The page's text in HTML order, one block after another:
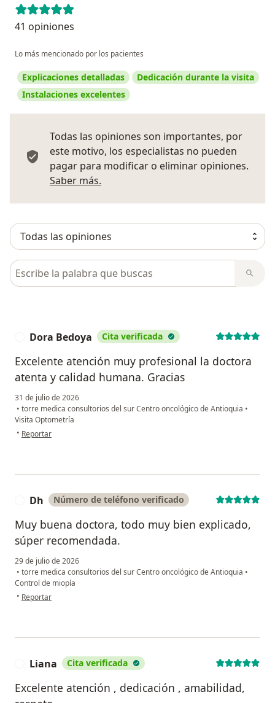
41 opiniones
Lo más mencionado por los pacientes
Explicaciones detalladas
Dedicación durante la visita
Instalaciones excelentes
Todas las opiniones son importantes, por
este motivo, los especialistas no pueden
pagar para modificar o eliminar opiniones.
Saber más.
Busca en opiniones
Dora Bedoya Cita verificada
Excelente atención muy profesional la doctora
atenta y calidad humana. Gracias
31 de julio de 2026
• torre medica consultorios del sur Centro oncológico de Antioquia •
Visita Optometría
• en opinión del usuario Dora Bedoya
Reportar
Dh Número de teléfono verificado
Muy buena doctora, todo muy bien explicado,
súper recomendada.
29 de julio de 2026
• torre medica consultorios del sur Centro oncológico de Antioquia •
Control de miopía
• en opinión del usuario Dh
Reportar
Liana Cita verificada
Excelente atención , dedicación , amabilidad,